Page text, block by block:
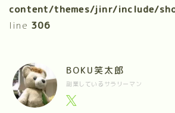
content/themes/jinr/include/
line 306
BOKU笑太郎
副業しているサラリーマン